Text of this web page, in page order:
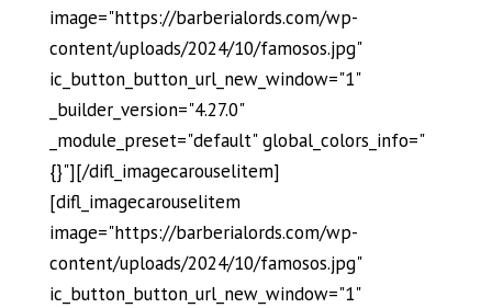
image="https://barberialords.com/wp-
content/uploads/2024/10/famosos.jpg"
ic_button_button_url_new_window="1"
_builder_version="4.27.0"
_module_preset="default" global_colors_info="
{}"][/difl_imagecarouselitem]
[difl_imagecarouselitem
image="https://barberialords.com/wp-
content/uploads/2024/10/famosos.jpg"
ic_button_button_url_new_window="1"